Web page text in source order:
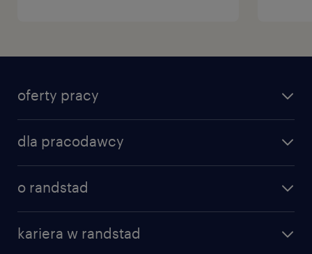
oferty pracy
dla pracodawcy
o randstad
kariera w randstad